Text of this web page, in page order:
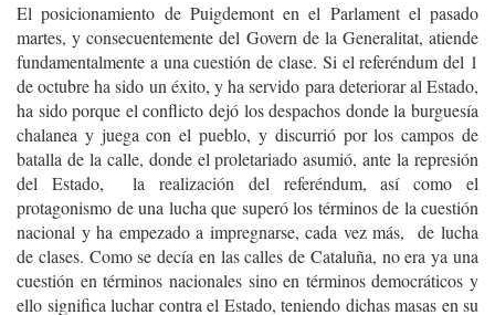
El posicionamiento de Puigdemont en el Parlament el pasado
martes, y consecuentemente del Govern de la Generalitat, atiende
fundamentalmente a una cuestión de clase. Si el referéndum del 1
de octubre ha sido un éxito, y ha servido para deteriorar al Estado,
ha sido porque el conflicto dejó los despachos donde la burguesía
chalanea y juega con el pueblo, y discurrió por los campos de
batalla de la calle, donde el proletariado asumió, ante la represión
del Estado, la realización del referéndum, así como el
protagonismo de una lucha que superó los términos de la cuestión
nacional y ha empezado a impregnarse, cada vez más, de lucha
de clases. Como se decía en las calles de Cataluña, no era ya una
cuestión en términos nacionales sino en términos democráticos y
ello significa luchar contra el Estado, teniendo dichas masas en su